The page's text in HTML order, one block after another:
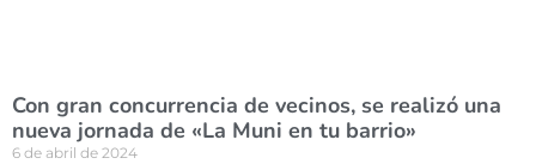
Con gran concurrencia de vecinos, se realizó una
nueva jornada de «La Muni en tu barrio»
6 de abril de 2024